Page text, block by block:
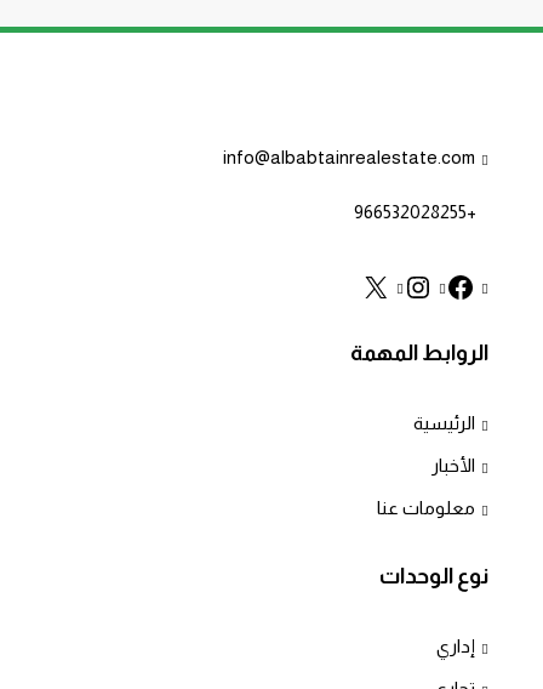
info@albabtainrealestate.com
+966532028255
الروابط المهمة
الرئيسية
الأخبار
معلومات عنا
نوع الوحدات
إداري